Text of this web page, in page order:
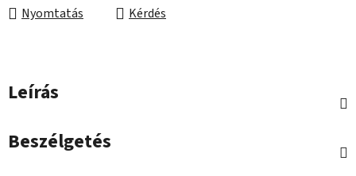
Nyomtatás Kérdés
Leírás
Beszélgetés